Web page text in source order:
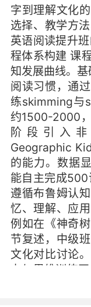
字到理解文化
选择、教学方
英语阅读提升
程体系构建 课
知发展曲线。
阅读习惯，通
练skimming与
约1500-2000
阶段引入
Geographic
的能力。数据
能自主完成
遵循布鲁姆认
忆、理解、应
例如在《神奇
节复述，中级
文化对比讨论
力与思维训练
阅读素材遵循